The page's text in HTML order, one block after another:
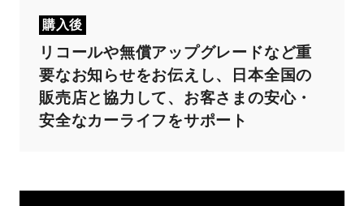
購入後
リコールや無償アップグレードなど重
要なお知らせをお伝えし、日本全国の
販売店と協力して、お客さまの安心・
安全なカーライフをサポート